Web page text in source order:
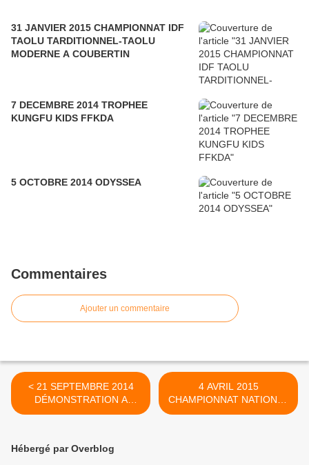
31 JANVIER 2015 CHAMPIONNAT IDF
TAOLU TARDITIONNEL-TAOLU
MODERNE A COUBERTIN
7 DECEMBRE 2014 TROPHEE
KUNGFU KIDS FFKDA
5 OCTOBRE 2014 ODYSSEA
Commentaires
Ajouter un commentaire
< 21 SEPTEMBRE 2014
DÉMONSTRATION A
FAMILLATHLON
4 AVRIL 2015
CHAMPIONNAT NATIONAL
KUNGFU TRADITIONNEL
Hébergé par Overblog